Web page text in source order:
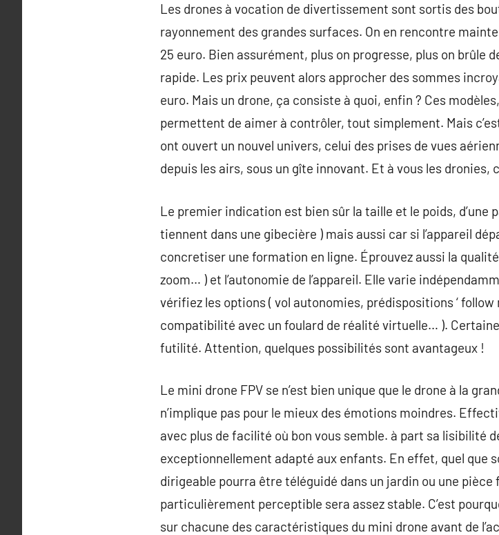
Les drones à vocation de divertissement sont sortis des
rayonnement des grandes surfaces. On en rencontre
25 euro. Bien assurément, plus on progresse, plus on brûle
rapide. Les prix peuvent alors approcher des sommes
euro. Mais un drone, ça consiste à quoi, enfin ? Ces
permettent de aimer à contrôler, tout simplement. Mais
ont ouvert un nouvel univers, celui des prises de vues
depuis les airs, sous un gîte innovant. Et à vous les dronies,
Le premier indication est bien sûr la taille et le poids, d’une
tiennent dans une gibecière ) mais aussi car si l’appareil
concretiser une formation en ligne. Éprouvez aussi la
zoom… ) et l’autonomie de l’appareil. Elle varie
vérifiez les options ( vol autonomies, prédispositions ‘
compatibilité avec un foulard de réalité virtuelle… ).
futilité. Attention, quelques possibilités sont avantageux !
Le mini drone FPV se n’est bien unique que le drone à la
n’implique pas pour le mieux des émotions moindres.
avec plus de facilité où bon vous semble. à part sa lisibilité
exceptionnellement adapté aux enfants. En effet, quel que
dirigeable pourra être téléguidé dans un jardin ou une
particulièrement perceptible sera assez stable. C’est
sur chacune des caractéristiques du mini drone avant de